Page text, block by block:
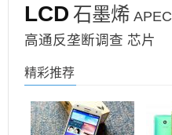
LCD 石墨烯 APEC
高通反垄断调查 芯片
精彩推荐